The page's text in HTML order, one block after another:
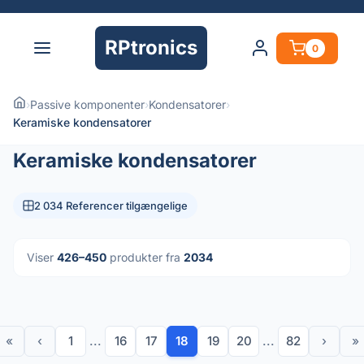
RPtronics 0
›Passive komponenter›Kondensatorer›
Keramiske kondensatorer
Keramiske kondensatorer
2 034 Referencer tilgængelige
Viser 426–450 produkter fra 2034
« ‹ 1 ... 16 17 18 19 20 ... 82 › »